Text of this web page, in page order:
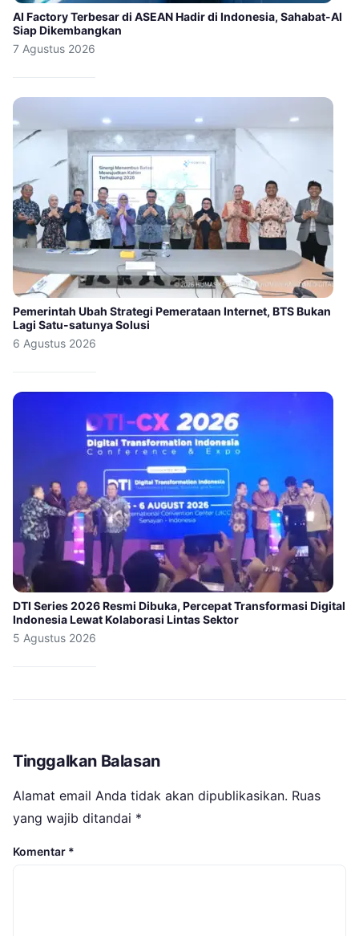
AI Factory Terbesar di ASEAN Hadir di Indonesia, Sahabat-AI
Siap Dikembangkan
7 Agustus 2026
Pemerintah Ubah Strategi Pemerataan Internet, BTS Bukan
Lagi Satu-satunya Solusi
6 Agustus 2026
DTI Series 2026 Resmi Dibuka, Percepat Transformasi Digital
Indonesia Lewat Kolaborasi Lintas Sektor
5 Agustus 2026
Tinggalkan Balasan
Alamat email Anda tidak akan dipublikasikan. Ruas
yang wajib ditandai *
Komentar *